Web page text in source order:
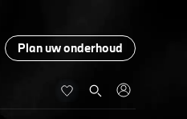
Plan uw onderhoud